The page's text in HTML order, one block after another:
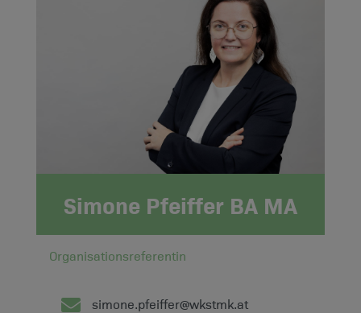
Simone Pfeiffer BA MA
Organisationsreferentin
simone.pfeiffer@wkstmk.at